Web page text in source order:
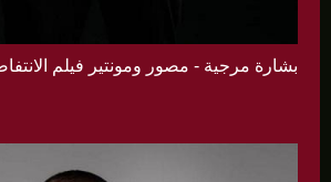
بشارة مرجية - مصور ومونتير فيلم